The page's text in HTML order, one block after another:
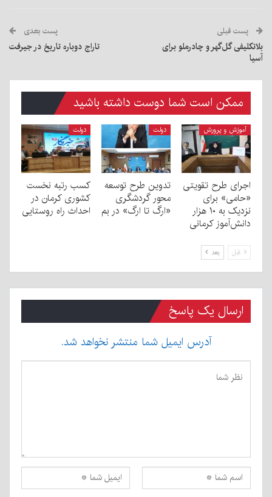
پست قبلی
بلاتکلیفی گل‌گهر و چادرملو برای
آسیا
پست بعدی
تاراج دوباره تاریخ در جیرفت
ممکن است شما دوست داشته باشید
آموزش و پرورش
اجرای طرح تقویتی
«حامی» برای
نزدیک به ۱۰ هزار
دانش‌آموز کرمانی
دولت
تدوین طرح توسعه
محور گردشگری
«ارگ تا ارگ» در بم
دولت
کسب رتبه نخست
کشوری کرمان در
احداث راه روستایی
قبل بعد
ارسال یک پاسخ
آدرس ایمیل شما منتشر نخواهد شد.